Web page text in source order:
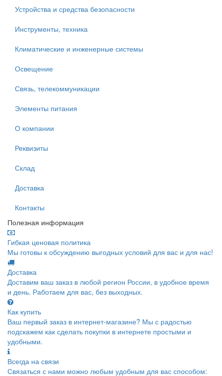
Устройства и средства безопасности
Инструменты, техника
Климатические и инженерные системы
Освещение
Связь, телекоммуникации
Элементы питания
О компании
Реквизиты
Склад
Доставка
Контакты
Полезная информация
Гибкая ценовая политика
Мы готовы к обсуждению выгодных условий для вас и для нас!
Доставка
Доставим ваш заказ в любой регион России, в удобное время
и день. Работаем для вас, без выходных.
Как купить
Ваш первый заказ в интернет-магазине? Мы с радостью
подскажем как сделать покупки в интернете простыми и
удобными.
Всегда на связи
Связаться с нами можно любым удобным для вас способом: